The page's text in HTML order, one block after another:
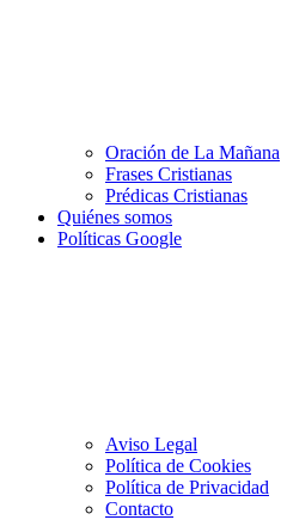
Oración de La Mañana
Frases Cristianas
Prédicas Cristianas
Quiénes somos
Políticas Google
Aviso Legal
Política de Cookies
Política de Privacidad
Contacto